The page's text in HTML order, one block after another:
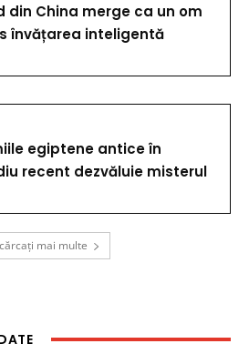
din China merge ca un om
învățarea inteligentă
egiptene antice în
recent dezvăluie misterul
mai multe